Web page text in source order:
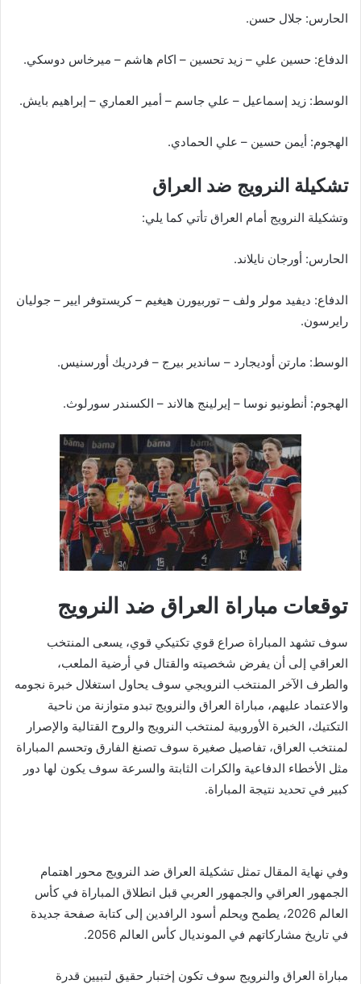
الحارس: جلال حسن.
الدفاع: حسين علي – زيد تحسين – اكام هاشم – ميرخاس دوسكي.
الوسط: زيد إسماعيل – علي جاسم – أمير العماري – إبراهيم بايش.
الهجوم: أيمن حسين – علي الحمادي.
تشكيلة النرويج ضد العراق
وتشكيلة النرويج أمام العراق تأتي كما يلي:
الحارس: أورجان نايلاند.
الدفاع: ديفيد مولر ولف – توربيورن هيغيم – كريستوفر ايير – جوليان
رايرسون.
الوسط: مارتن أوديجارد – ساندير بيرج – فردريك أورسنيس.
الهجوم: أنطونيو نوسا – إيرلينج هالاند – الكسندر سورلوث.
توقعات مباراة العراق ضد النرويج
سوف تشهد المباراة صراع قوي تكتيكي قوي، يسعى المنتخب
العراقي إلى أن يفرض شخصيته والقتال في أرضية الملعب،
والطرف الآخر المنتخب النرويجي سوف يحاول استغلال خبرة نجومه
والاعتماد عليهم، مباراة العراق والنرويج تبدو متوازنة من ناحية
التكتيك، الخبرة الأوروبية لمنتخب النرويج والروح القتالية والإصرار
لمنتخب العراق، تفاصيل صغيرة سوف تصنغ الفارق وتحسم المباراة
مثل الأخطاء الدفاعية والكرات الثابتة والسرعة سوف يكون لها دور
كبير في تحديد نتيجة المباراة.
وفي نهاية المقال تمثل تشكيلة العراق ضد النرويج محور اهتمام
الجمهور العراقي والجمهور العربي قبل انطلاق المباراة في كأس
العالم 2026، يطمح ويحلم أسود الرافدين إلى كتابة صفحة جديدة
في تاريخ مشاركاتهم في المونديال كأس العالم 2056.
مباراة العراق والنرويج سوف تكون إختبار حقيق لتبيين قدرة